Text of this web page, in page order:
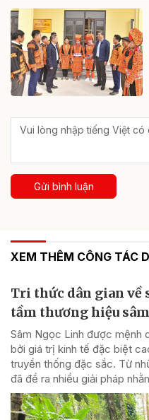
Gửi bình luận
XEM THÊM CÔNG TÁC
Tri thức dân gian về
tầm thương hiệu
Sâm Ngọc Linh được mệnh
bởi giá trị kinh tế đặc biệt
truyền thống đặc sắc. Từ
đã đề ra nhiều giải pháp